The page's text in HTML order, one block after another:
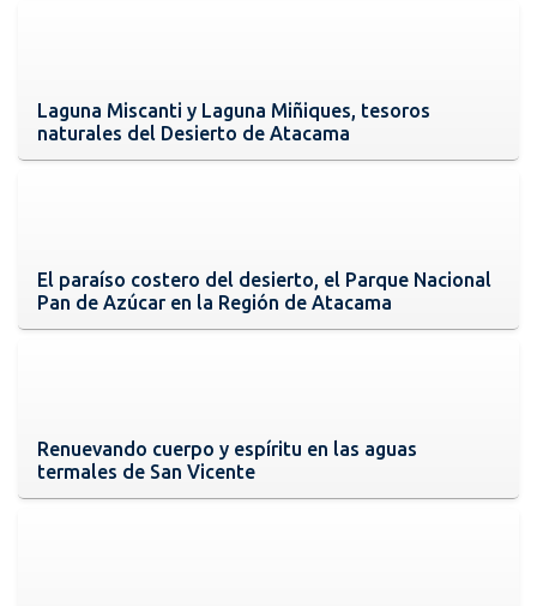
Laguna Miscanti y Laguna Miñiques, tesoros
naturales del Desierto de Atacama
El paraíso costero del desierto, el Parque Nacional
Pan de Azúcar en la Región de Atacama
Renuevando cuerpo y espíritu en las aguas
termales de San Vicente